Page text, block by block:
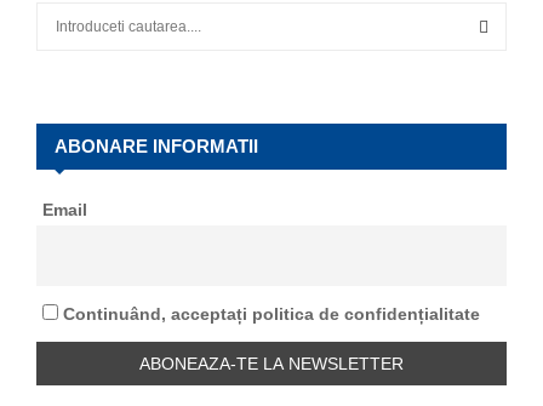
f
E
A
H
ABONARE INFORMATII
Email
Continuând, acceptați politica de confidențialitate